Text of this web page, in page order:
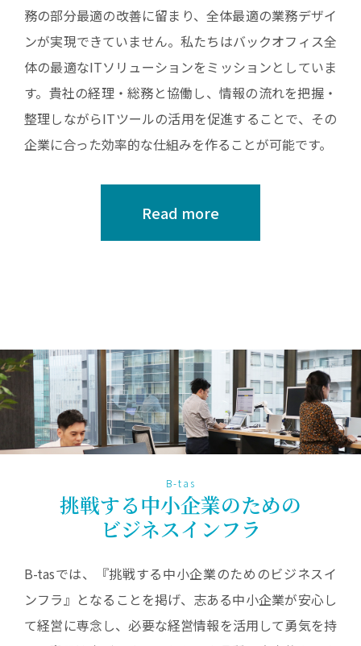
務の部分最適の改善に留まり、全体最適の業務デザイ
ンが実現できていません。私たちはバックオフィス全
体の最適なITソリューションをミッションとしていま
す。貴社の経理・総務と協働し、情報の流れを把握・
整理しながらITツールの活用を促進することで、その
企業に合った効率的な仕組みを作ることが可能です。
Read more
B-tas
挑戦する中小企業のための
ビジネスインフラ
B-tasでは、『挑戦する中小企業のためのビジネスイ
ンフラ』となることを掲げ、志ある中小企業が安心し
て経営に専念し、必要な経営情報を活用して勇気を持